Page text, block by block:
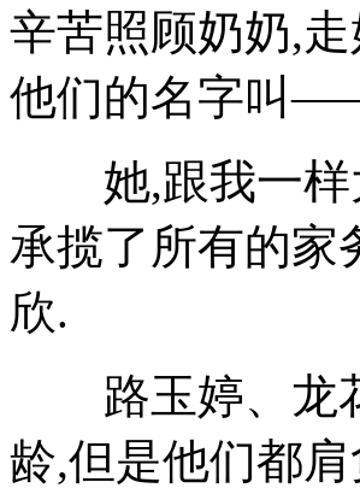
辛苦照顾奶奶,
他们的名字叫
她,跟我一样
承揽了所有的家
欣.
路玉婷、龙花
龄,但是他们都